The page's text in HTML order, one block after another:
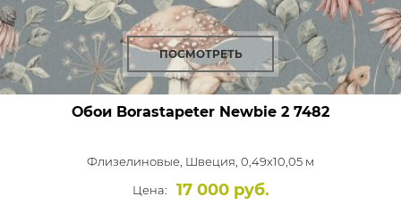
ПОСМОТРЕТЬ
Обои Borastapeter Newbie 2 7482
Флизелиновые, Швеция, 0,49x10,05 м
Цена:
17 000 руб.